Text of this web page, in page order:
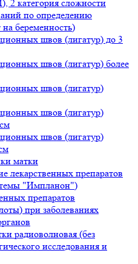
2 категория сложности
по определению
на беременность)
швов (лигатур) до 3
швов (лигатур) более
швов (лигатур)
швов (лигатур)
швов (лигатур)
матки
лекарственных препаратов
"Импланон")
препаратов
при заболеваниях
радиоволновая (без
исследования и